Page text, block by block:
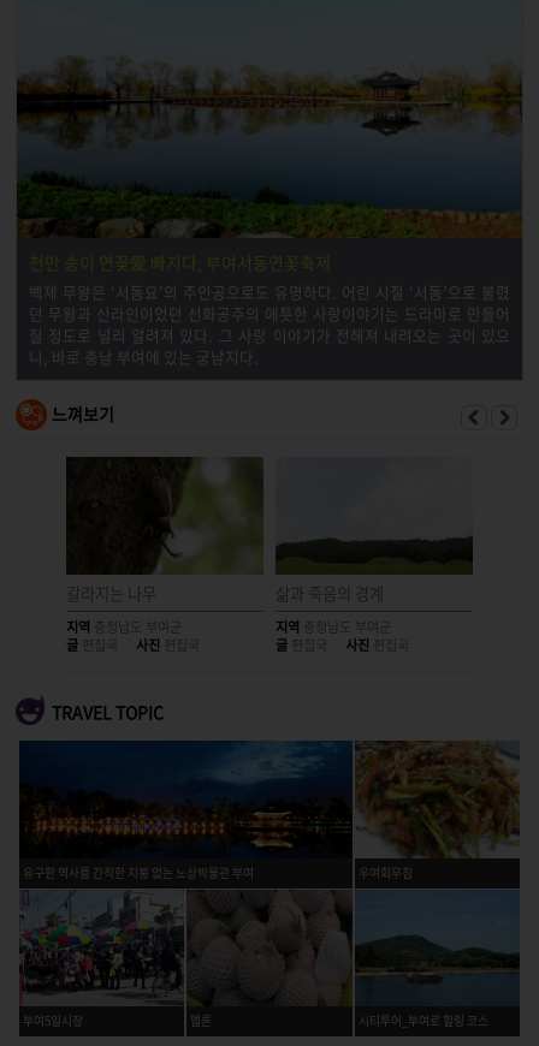
천만 송이 연꽃愛 빠지다, 부여서동연꽃축제
백제 무왕은 ‘서동요’의 주인공으로도 유명하다. 어린 시절 ‘서동’으로 불렸
던 무왕과 신라인이었던 선화공주의 애틋한 사랑이야기는 드라마로 만들어
질 정도로 널리 알려져 있다. 그 사랑 이야기가 전해져 내려오는 곳이 있으
니, 바로 충남 부여에 있는 궁남지다.
느껴보기
갈라지는 나무
지역 충청남도 부여군
글 편집국 사진 편집국
삶과 죽음의 경계
지역 충청남도 부여군
글 편집국 사진 편집국
TRAVEL TOPIC
부여5일시장 멜론
우여회무침
시티투어_부여로 힐링 코스
유구한 역사를 간직한 지붕 없는 노상박물관 부여